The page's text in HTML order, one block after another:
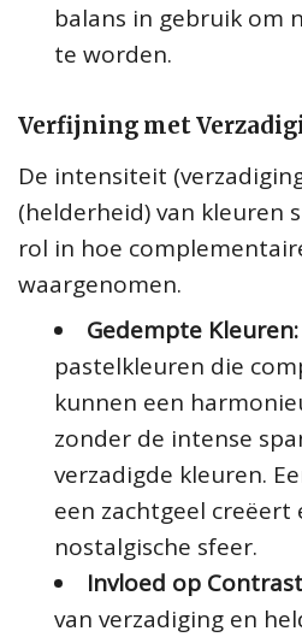
balans in gebruik om
te worden.
Verfijning met
De intensiteit
(helderheid) van kleuren
rol in hoe
waargenomen.
Gedempte Kleuren:
pastelkleuren die
kunnen een
zonder de intense
verzadigde kleuren.
een zachtgeel creëert
nostalgische sfeer.
Invloed op
van verzadiging en